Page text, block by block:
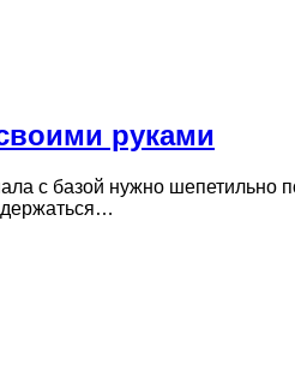
руками
с базой нужно шепетильно
держаться…